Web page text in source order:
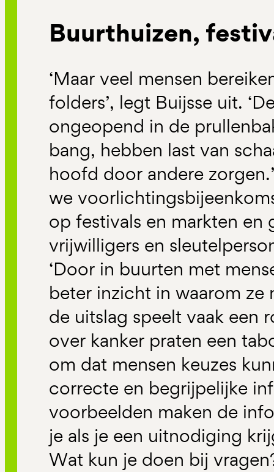
Buurthuizen,
‘Maar veel mensen
folders’, legt Buijsse uit.
ongeopend in de
bang, hebben last van
hoofd door andere
we
op festivals en markten en
vrijwilligers en
‘Door in buurten met
beter inzicht in waarom
de uitslag speelt vaak een
over kanker praten een
om dat mensen keuzes
correcte en begrijpelijke
voorbeelden maken de
je als je een uitnodiging
Wat kun je doen bij